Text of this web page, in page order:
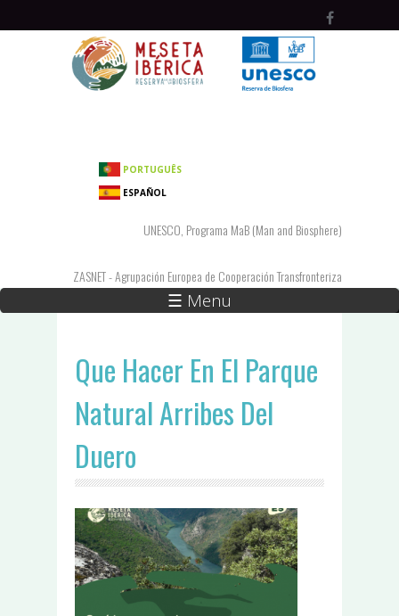
PORTUGUÊS
ESPAÑOL
UNESCO, Programa MaB (Man and Biosphere)
ZASNET - Agrupación Europea de Cooperación Transfronteriza
☰ Menu
Que Hacer En El Parque
Natural Arribes Del
Duero